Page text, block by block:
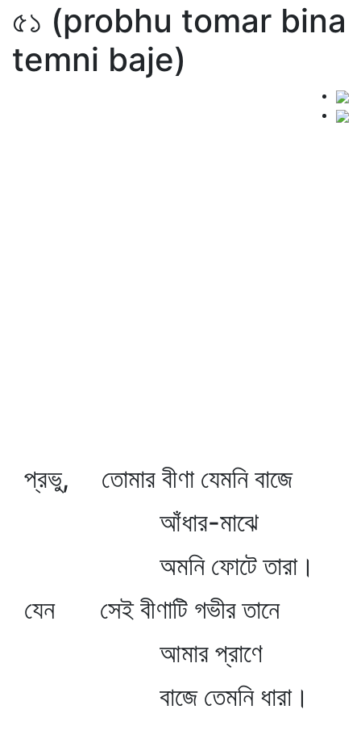
৫১ (probhu tomar bina
temni baje)
প্রভু, তোমার বীণা যেমনি বাজে
আঁধার-মাঝে
অমনি ফোটে তারা।
যেন সেই বীণাটি গভীর তানে
আমার প্রাণে
বাজে তেমনি ধারা।